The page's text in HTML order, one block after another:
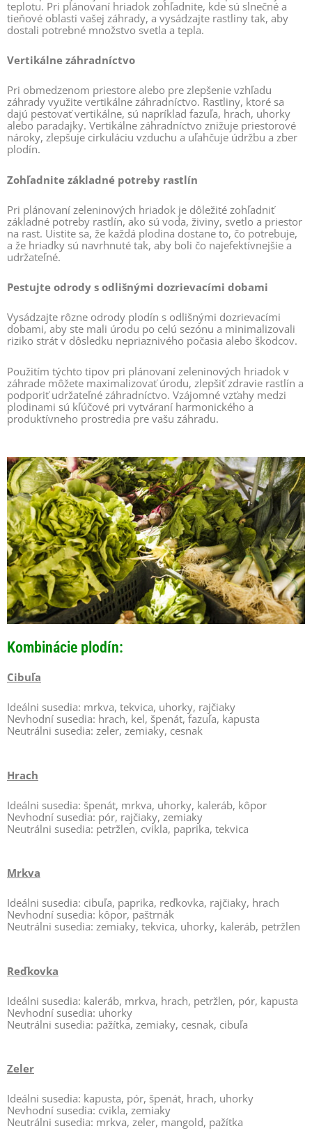
teplotu. Pri plánovaní hriadok zohľadnite, kde sú slnečné a
tieňové oblasti vašej záhrady, a vysádzajte rastliny tak, aby
dostali potrebné množstvo svetla a tepla.
Vertikálne záhradníctvo
Pri obmedzenom priestore alebo pre zlepšenie vzhľadu
záhrady využite vertikálne záhradníctvo. Rastliny, ktoré sa
dajú pestovať vertikálne, sú napríklad fazuľa, hrach, uhorky
alebo paradajky. Vertikálne záhradníctvo znižuje priestorové
nároky, zlepšuje cirkuláciu vzduchu a uľahčuje údržbu a zber
plodín.
Zohľadnite základné potreby rastlín
Pri plánovaní zeleninových hriadok je dôležité zohľadniť
základné potreby rastlín, ako sú voda, živiny, svetlo a priestor
na rast. Uistite sa, že každá plodina dostane to, čo potrebuje,
a že hriadky sú navrhnuté tak, aby boli čo najefektívnejšie a
udržateľné.
Pestujte odrody s odlišnými dozrievacími dobami
Vysádzajte rôzne odrody plodín s odlišnými dozrievacími
dobami, aby ste mali úrodu po celú sezónu a minimalizovali
riziko strát v dôsledku nepriaznivého počasia alebo škodcov.
Použitím týchto tipov pri plánovaní zeleninových hriadok v
záhrade môžete maximalizovať úrodu, zlepšiť zdravie rastlín a
podporiť udržateľné záhradníctvo. Vzájomné vzťahy medzi
plodinami sú kľúčové pri vytváraní harmonického a
produktívneho prostredia pre vašu záhradu.
Kombinácie plodín:
Cibuľa
Ideálni susedia: mrkva, tekvica, uhorky, rajčiaky
Nevhodní susedia: hrach, kel, špenát, fazuľa, kapusta
Neutrálni susedia: zeler, zemiaky, cesnak
Hrach
Ideálni susedia: špenát, mrkva, uhorky, kaleráb, kôpor
Nevhodní susedia: pór, rajčiaky, zemiaky
Neutrálni susedia: petržlen, cvikla, paprika, tekvica
Mrkva
Ideálni susedia: cibuľa, paprika, reďkovka, rajčiaky, hrach
Nevhodní susedia: kôpor, paštrnák
Neutrálni susedia: zemiaky, tekvica, uhorky, kaleráb, petržlen
Reďkovka
Ideálni susedia: kaleráb, mrkva, hrach, petržlen, pór, kapusta
Nevhodní susedia: uhorky
Neutrálni susedia: pažítka, zemiaky, cesnak, cibuľa
Zeler
Ideálni susedia: kapusta, pór, špenát, hrach, uhorky
Nevhodní susedia: cvikla, zemiaky
Neutrálni susedia: mrkva, zeler, mangold, pažítka